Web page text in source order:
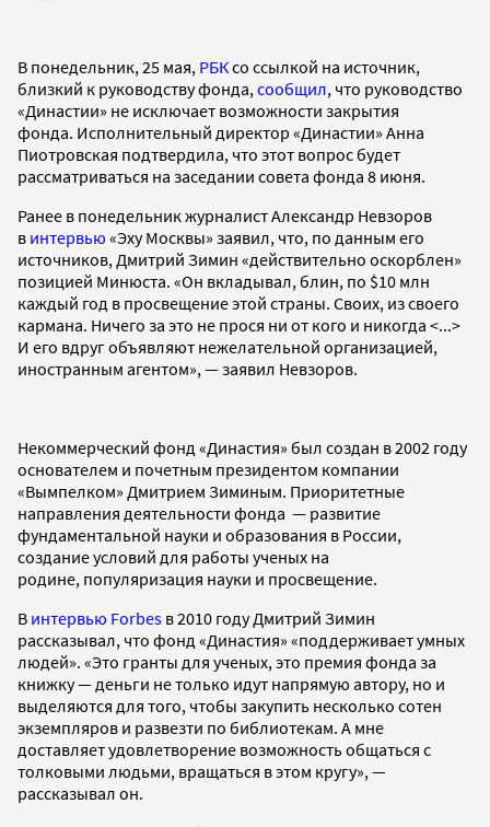
В понедельник, 25 мая, РБКсо ссылкой на источник,
близкий к руководству фонда, сообщил, что руководство
«Династии» не исключает возможности закрытия
фонда. Исполнительный директор «Династии» Анна
Пиотровская подтвердила, что этот вопрос будет
рассматриваться на заседании совета фонда 8 июня.
Ранее в понедельник журналист Александр Невзоров
в интервью «Эху Москвы» заявил, что, по данным его
источников, Дмитрий Зимин «действительно оскорблен»
позицией Минюста. «Он вкладывал, блин, по $10 млн
каждый год в просвещение этой страны. Своих, из своего
кармана. Ничего за это не прося ни от кого и никогда <...>
И его вдруг объявляют нежелательной организацией,
иностранным агентом», — заявил Невзоров.
Некоммерческий фонд «Династия» был создан в 2002 году
основателем и почетным президентом компании
«Вымпелком» Дмитрием Зиминым. Приоритетные
направления деятельности фонда — развитие
фундаментальной науки и образования в России,
создание условий для работы ученых на
родине, популяризация науки и просвещение.
В интервью Forbes в 2010 году Дмитрий Зимин
рассказывал, что фонд «Династия» «поддерживает умных
людей». «Это гранты для ученых, это премия фонда за
книжку — деньги не только идут напрямую автору, но и
выделяются для того, чтобы закупить несколько сотен
экземпляров и развезти по библиотекам. А мне
доставляет удовлетворение возможность общаться с
толковыми людьми, вращаться в этом кругу», —
рассказывал он.